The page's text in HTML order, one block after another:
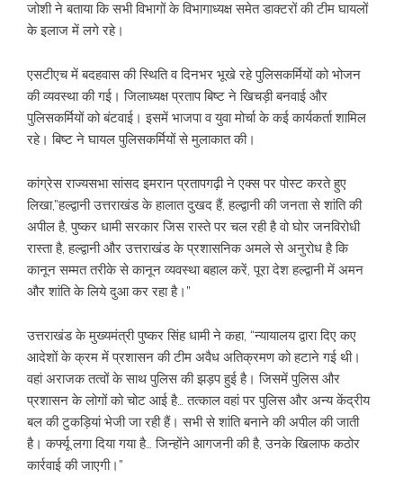
जोशी ने बताया कि सभी विभागों के विभागाध्यक्ष समेत डाक्टरों की टीम घायलों
के इलाज में लगे रहे।
एसटीएच में बदहवास की स्थिति व दिनभर भूखे रहे पुलिसकर्मियों को भोजन
की व्यवस्था की गई। जिलाध्यक्ष प्रताप बिष्ट ने खिचड़ी बनवाई और
पुलिसकर्मियों को बंटवाई। इसमें भाजपा व युवा मोर्चा के कई कार्यकर्ता शामिल
रहे। बिष्ट ने घायल पुलिसकर्मियों से मुलाकात की।
कांग्रेस राज्यसभा सांसद इमरान प्रतापगढ़ी ने एक्स पर पोस्ट करते हुए
लिखा,”हल्द्वानी उत्तराखंड के हालात दुखद हैं, हल्द्वानी की जनता से शांति की
अपील है, पुष्कर धामी सरकार जिस रास्ते पर चल रही है वो घोर जनविरोधी
रास्ता है, हल्द्वानी और उत्तराखंड के प्रशासनिक अमले से अनुरोध है कि
कानून सम्मत तरीके से कानून व्यवस्था बहाल करें, पूरा देश हल्द्वानी में अमन
और शांति के लिये दुआ कर रहा है।”
उत्तराखंड के मुख्यमंत्री पुष्कर सिंह धामी ने कहा, “न्यायालय द्वारा दिए कए
आदेशों के क्रम में प्रशासन की टीम अवैध अतिक्रमण को हटाने गई थी।
वहां अराजक तत्वों के साथ पुलिस की झड़प हुई है। जिसमें पुलिस और
प्रशासन के लोगों को चोट आई है… तत्काल वहां पर पुलिस और अन्य केंद्रीय
बल की टुकड़ियां भेजी जा रही हैं। सभी से शांति बनाने की अपील की जाती
है। कर्फ्यू लगा दिया गया है… जिन्होंने आगजनी की है, उनके खिलाफ कठोर
कार्रवाई की जाएगी।”